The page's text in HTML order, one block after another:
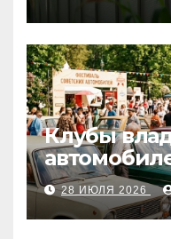
Клубы
28 ИЮЛЯ 2026